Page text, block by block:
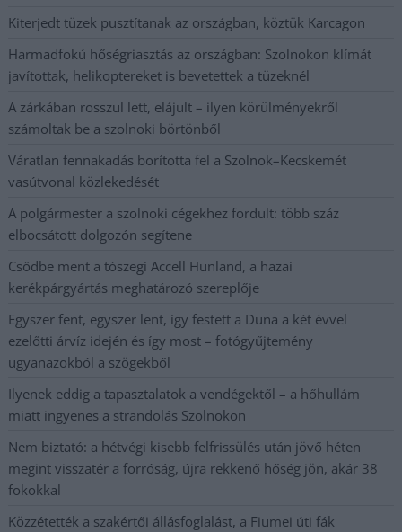
Kiterjedt tüzek pusztítanak az országban, köztük Karcagon
Harmadfokú hőségriasztás az országban: Szolnokon klímát
javítottak, helikoptereket is bevetettek a tüzeknél
A zárkában rosszul lett, elájult – ilyen körülményekről
számoltak be a szolnoki börtönből
Váratlan fennakadás borította fel a Szolnok–Kecskemét
vasútvonal közlekedését
A polgármester a szolnoki cégekhez fordult: több száz
elbocsátott dolgozón segítene
Csődbe ment a tószegi Accell Hunland, a hazai
kerékpárgyártás meghatározó szereplője
Egyszer fent, egyszer lent, így festett a Duna a két évvel
ezelőtti árvíz idején és így most – fotógyűjtemény
ugyanazokból a szögekből
Ilyenek eddig a tapasztalatok a vendégektől – a hőhullám
miatt ingyenes a strandolás Szolnokon
Nem biztató: a hétvégi kisebb felfrissülés után jövő héten
megint visszatér a forróság, újra rekkenő hőség jön, akár 38
fokokkal
Közzétették a szakértői állásfoglalást, a Fiumei úti fák